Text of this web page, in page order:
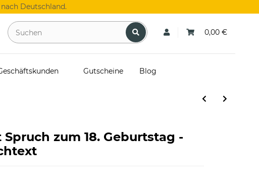
Deutschland.
0,00 €
Gutscheine Blog
zum 18. Geburtstag -